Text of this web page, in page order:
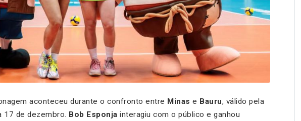
aconteceu durante o confronto entre Minas e Bauru, válido pela
17 de dezembro. Bob Esponja interagiu com o público e ganhou